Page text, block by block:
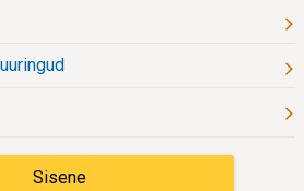
Sisene